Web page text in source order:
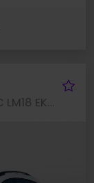
Formentor 1.5 HYBRID 360CAM ACC LM18 EKLAPPE NAVI